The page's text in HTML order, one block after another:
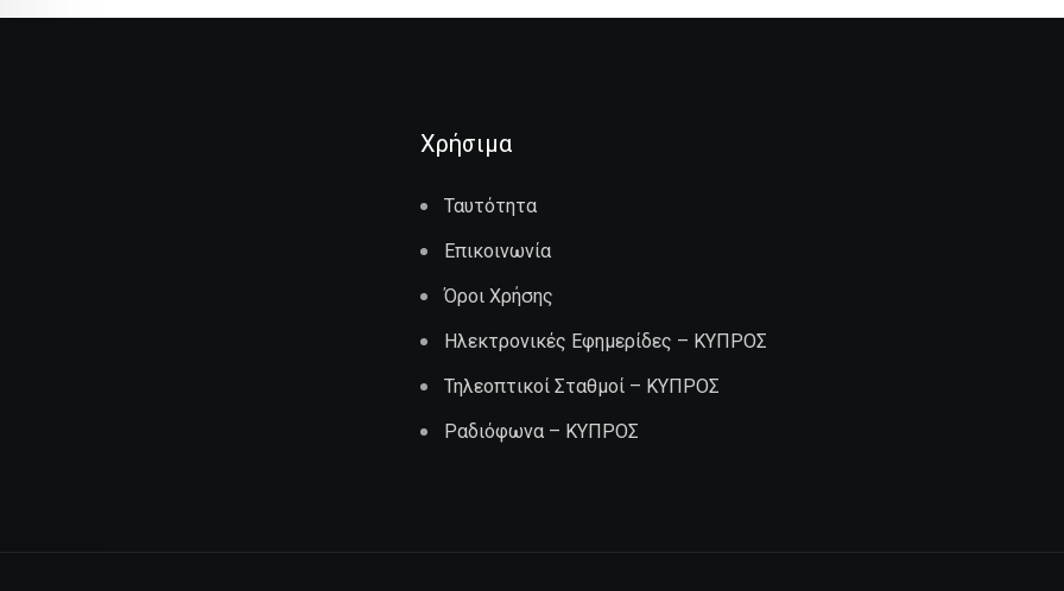
Χρήσιμα
Ταυτότητα
Επικοινωνία
Όροι Χρήσης
Ηλεκτρονικές Εφημερίδες – ΚΥΠΡΟΣ
Τηλεοπτικοί Σταθμοί – ΚΥΠΡΟΣ
Ραδιόφωνα – ΚΥΠΡΟΣ